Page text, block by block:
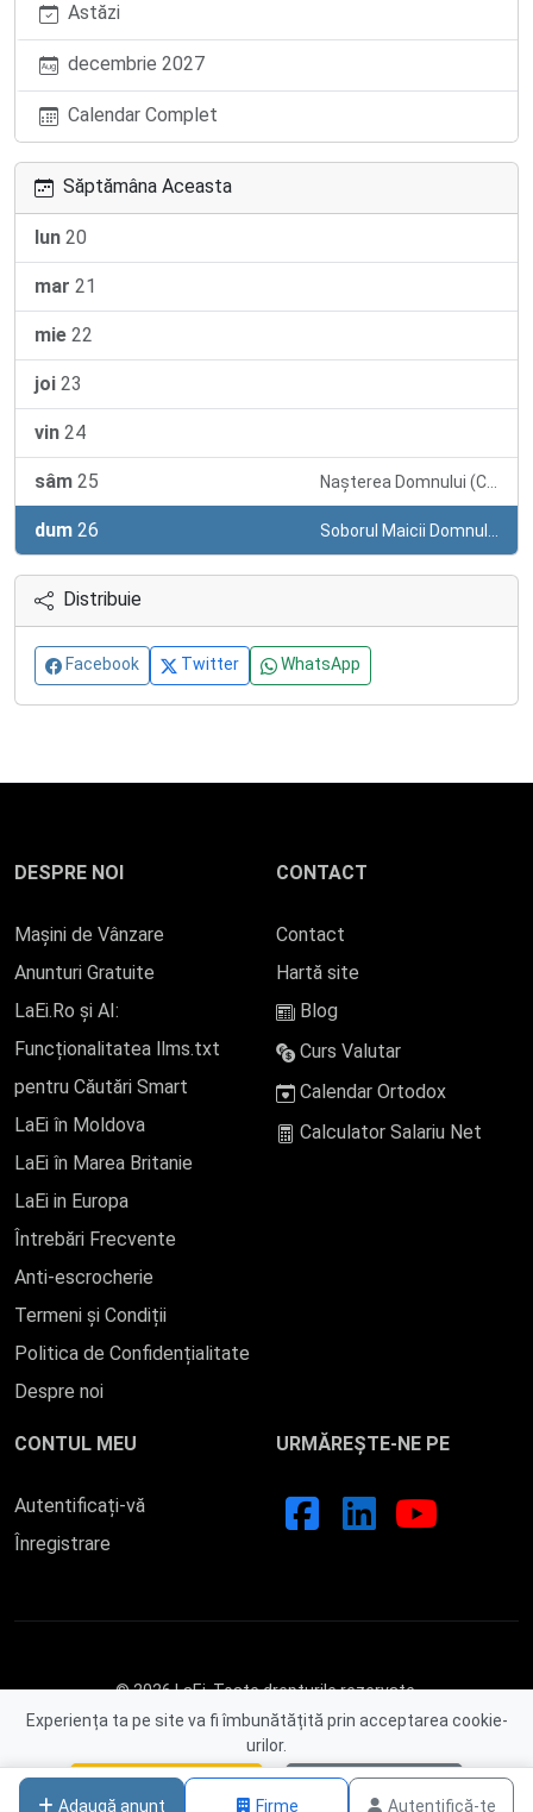
Astăzi
decembrie 2027
Calendar Complet
Săptămâna Aceasta
lun 20
mar 21
mie 22
joi 23
vin 24
sâm 25
dum 26
Distribuie
Facebook Twitter WhatsApp
Experiența ta pe site va fi îmbunătățită prin acceptarea cookie-
urilor.
Acceptă cookies Nu, mulțumesc
Adaugă anunț Firme Autentifică-te
DESPRE NOI
Mașini de Vânzare
Anunturi Gratuite
LaEi.Ro și AI:
Funcționalitatea llms.txt
pentru Căutări Smart
LaEi în Moldova
LaEi în Marea Britanie
LaEi in Europa
Întrebări Frecvente
Anti-escrocherie
Termeni și Condiții
Politica de Confidențialitate
Despre noi
CONTACT
Contact
Hartă site
Blog
Curs Valutar
Calendar Ortodox
Calculator Salariu Net
CONTUL MEU
Autentificați-vă
Înregistrare
URMĂREȘTE-NE PE
© 2026 LaEi. Toate drepturile rezervate.